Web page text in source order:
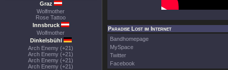
Graz
Wolfmother
Rose Tattoo
Innsbruck
Wolfmother
Dinkelsbühl
Arch Enemy (+21)
Arch Enemy (+21)
Arch Enemy (+21)
Arch Enemy (+21)
Paradise Lost im Internet
Bandhomepage
MySpace
Twitter
Facebook